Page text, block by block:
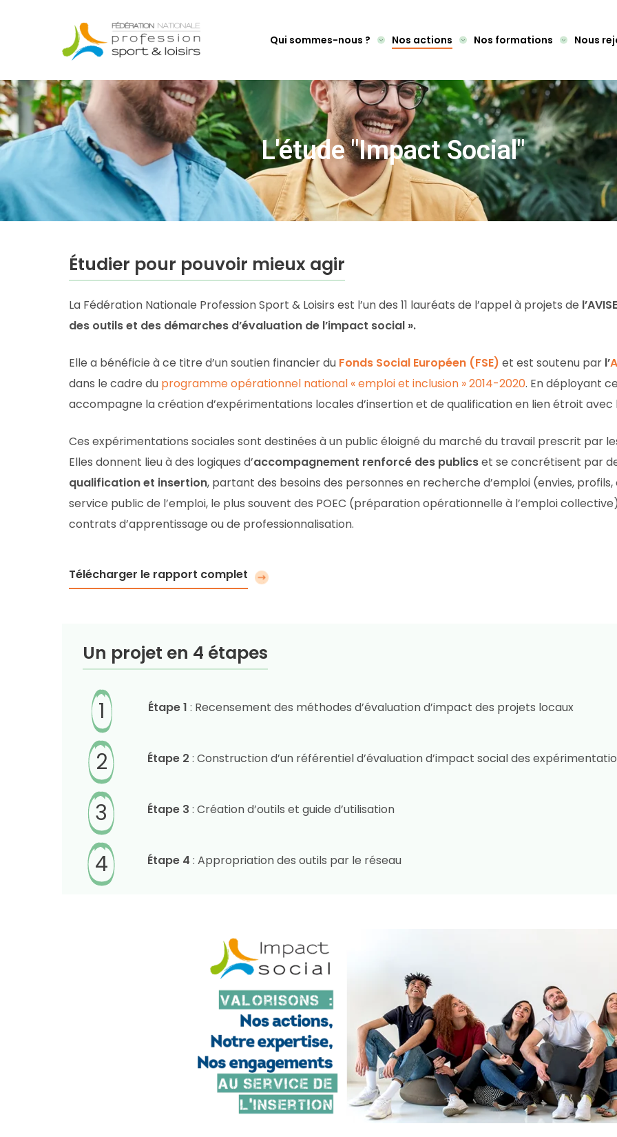
Qui sommes-nous ? Nos actions Nos formations Nous
L'étude "Impact Social"
Étudier pour pouvoir mieux agir
La Fédération Nationale Profession Sport & Loisirs est l’un des 11 lauréats de l’appel à projets de
des outils et des démarches d’évaluation de l’impact social ».
Elle a bénéficie à ce titre d’un soutien financier du Fonds Social Européen (FSE) et est soutenu par l’
dans le cadre du programme opérationnel national « emploi et inclusion » 2014-2020. En déployant
accompagne la création d’expérimentations locales d’insertion et de qualification en lien étroit
Ces expérimentations sociales sont destinées à un public éloigné du marché du travail prescrit par
Elles donnent lieu à des logiques d’accompagnement renforcé des publicset se concrétisent par
qualification et insertion, partant des besoins des personnes en recherche d’emploi (envies,
service public de l’emploi, le plus souvent des POEC (préparation opérationnelle à l’emploi
contrats d’apprentissage ou de professionnalisation.
Télécharger le rapport complet
Un projet en 4 étapes
1 Étape 1 : Recensement des méthodes d’évaluation d’impact des projets locaux
2 Étape 2 : Construction d’un référentiel d’évaluation d’impact social des
3 Étape 3 : Création d’outils et guide d’utilisation
4 Étape 4 : Appropriation des outils par le réseau